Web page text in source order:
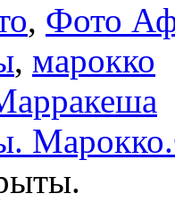
, Фото
, марокко